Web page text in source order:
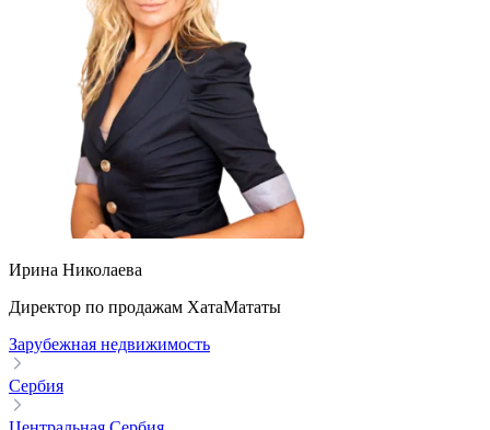
Ирина Николаева
Директор по продажам ХатаМататы
Зарубежная недвижимость
Сербия